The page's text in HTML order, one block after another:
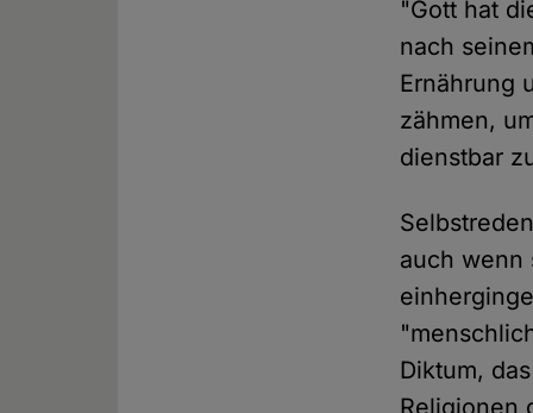
"Gott hat
nach
Ernährung
zähmen,
dienstbar
auch wenn
Diktum,